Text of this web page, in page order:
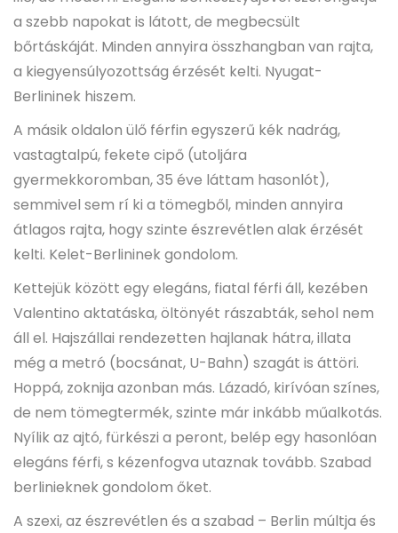
a szebb napokat is látott, de megbecsült
bőrtáskáját. Minden annyira összhangban van rajta,
a kiegyensúlyozottság érzését kelti. Nyugat-
Berlininek hiszem.
A másik oldalon ülő férfin egyszerű kék nadrág,
vastagtalpú, fekete cipő (utoljára
gyermekkoromban, 35 éve láttam hasonlót),
semmivel sem rí ki a tömegből, minden annyira
átlagos rajta, hogy szinte észrevétlen alak érzését
kelti. Kelet-Berlininek gondolom.
Kettejük között egy elegáns, fiatal férfi áll, kezében
Valentino aktatáska, öltönyét rászabták, sehol nem
áll el. Hajszállai rendezetten hajlanak hátra, illata
még a metró (bocsánat, U-Bahn) szagát is áttöri.
Hoppá, zoknija azonban más. Lázadó, kirívóan színes,
de nem tömegtermék, szinte már inkább műalkotás.
Nyílik az ajtó, fürkészi a peront, belép egy hasonlóan
elegáns férfi, s kézenfogva utaznak tovább. Szabad
berlinieknek gondolom őket.
A szexi, az észrevétlen és a szabad – Berlin múltja és